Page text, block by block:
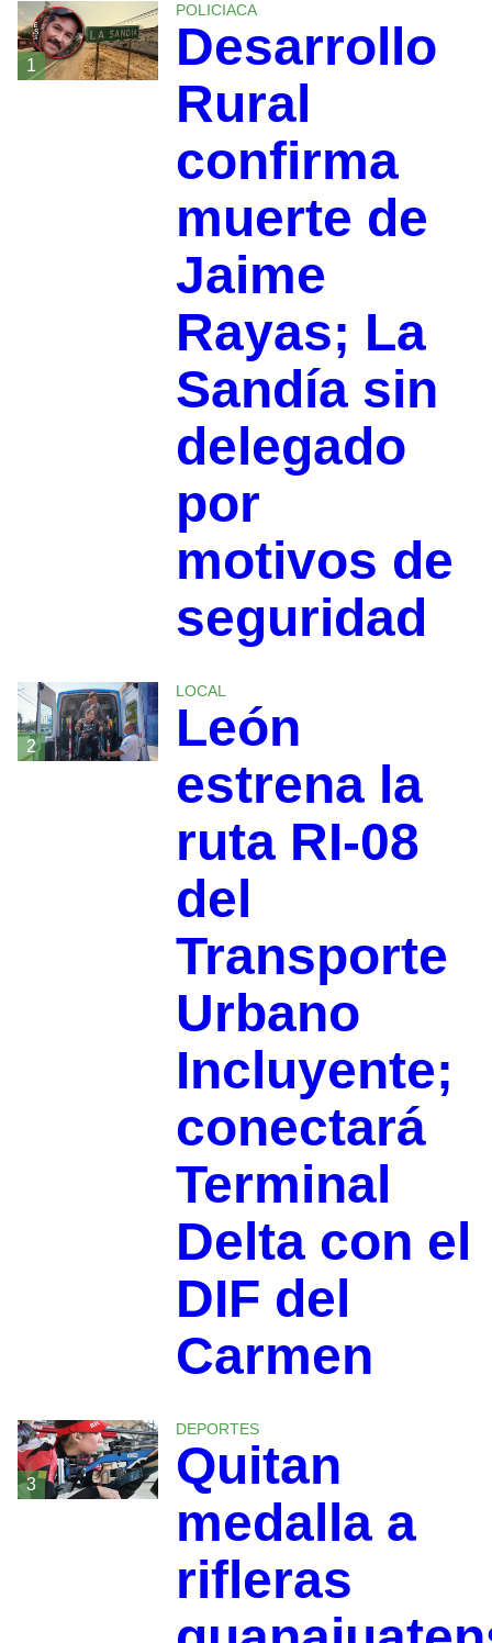
1
POLICIACA
Desarrollo
Rural
confirma
muerte de
Jaime
Rayas; La
Sandía sin
delegado
por
motivos de
seguridad
2
LOCAL
León
estrena la
ruta RI-08
del
Transporte
Urbano
Incluyente;
conectará
Terminal
Delta con el
DIF del
Carmen
3
DEPORTES
Quitan
medalla a
rifleras